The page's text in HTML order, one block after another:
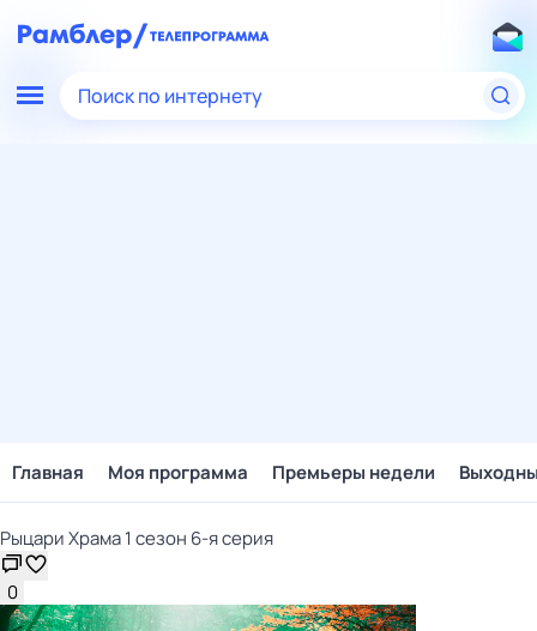
Поиск по интернету
Главная Моя программа Премьеры недели
Рыцари Храма 1 сезон 6-я серия
0